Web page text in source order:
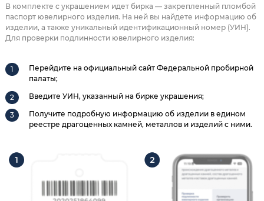
В комплекте с украшением идет бирка — закрепленный пломбой
паспорт ювелирного изделия. На ней вы найдете информацию об
изделии, а также уникальный идентификационный номер (УИН).
Для проверки подлинности ювелирного изделия:
Перейдите на официальный сайт Федеральной пробирной
палаты;
Введите УИН, указанный на бирке украшения;
Получите подробную информацию об изделии в едином
реестре драгоценных камней, металлов и изделий с ними.